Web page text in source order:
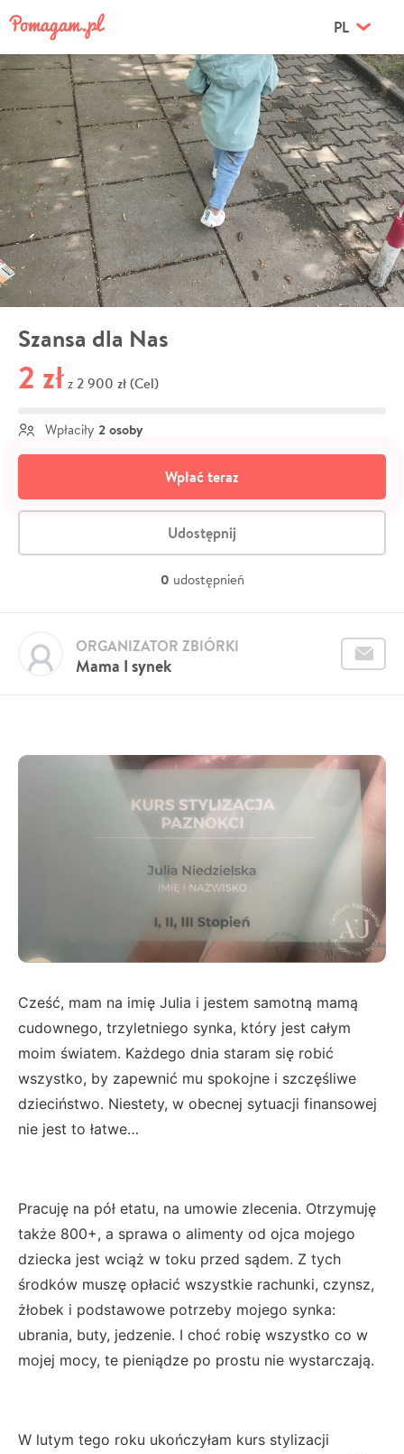
PL
Szansa dla Nas
2 zł z 2 900 zł (Cel)
Wpłaciły 2 osoby
Wpłać teraz
Udostępnij
0 udostępnień
Mama I synek
ORGANIZATOR ZBIÓRKI
Cześć, mam na imię Julia i jestem samotną mamą
cudownego, trzyletniego synka, który jest całym
moim światem. Każdego dnia staram się robić
wszystko, by zapewnić mu spokojne i szczęśliwe
dzieciństwo. Niestety, w obecnej sytuacji finansowej
nie jest to łatwe…
Pracuję na pół etatu, na umowie zlecenia. Otrzymuję
także 800+, a sprawa o alimenty od ojca mojego
dziecka jest wciąż w toku przed sądem. Z tych
środków muszę opłacić wszystkie rachunki, czynsz,
żłobek i podstawowe potrzeby mojego synka:
ubrania, buty, jedzenie. I choć robię wszystko co w
mojej mocy, te pieniądze po prostu nie wystarczają.
W lutym tego roku ukończyłam kurs stylizacji